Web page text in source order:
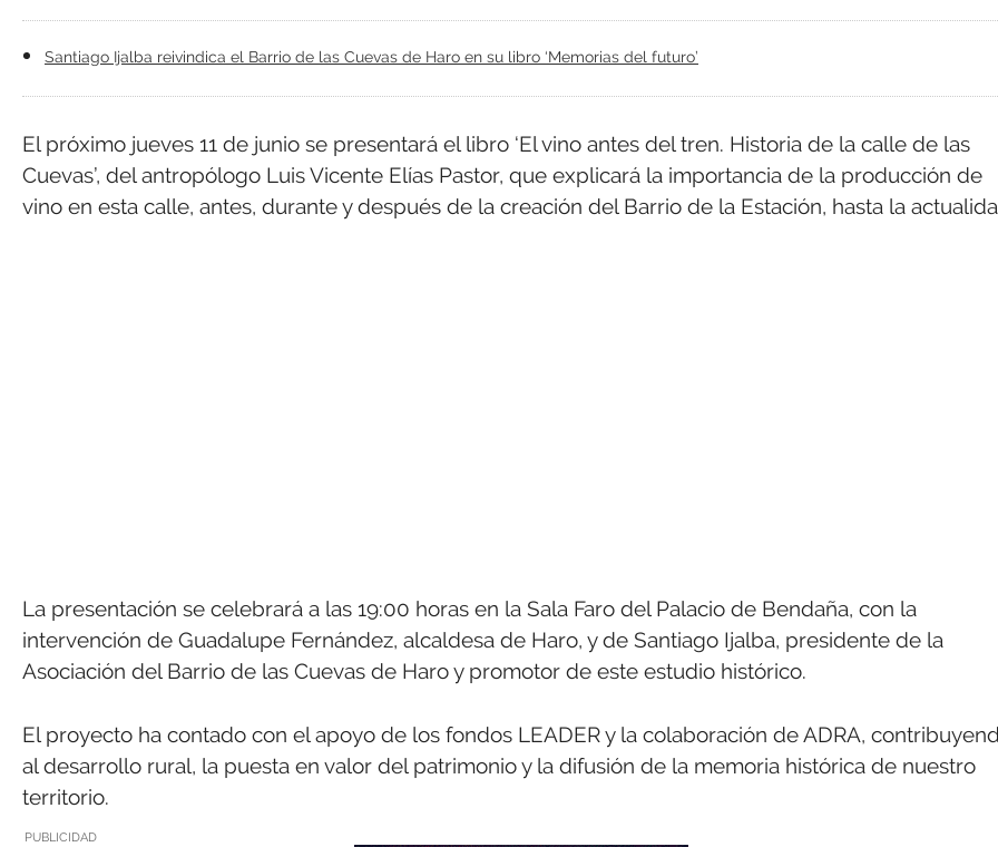
Santiago Ijalba reivindica el Barrio de las Cuevas de Haro en su libro ‘Memorias del futuro’
El próximo jueves 11 de junio se presentará el libro ‘El vino antes del tren. Historia de la calle de las
Cuevas’, del antropólogo Luis Vicente Elías Pastor, que explicará la importancia de la producción de
vino en esta calle, antes, durante y después de la creación del Barrio de la Estación, hasta la
La presentación se celebrará a las 19:00 horas en la Sala Faro del Palacio de Bendaña, con la
intervención de Guadalupe Fernández, alcaldesa de Haro, y de Santiago Ijalba, presidente de la
Asociación del Barrio de las Cuevas de Haro y promotor de este estudio histórico.
El proyecto ha contado con el apoyo de los fondos LEADER y la colaboración de ADRA,
al desarrollo rural, la puesta en valor del patrimonio y la difusión de la memoria histórica de nuestro
territorio.
PUBLICIDAD